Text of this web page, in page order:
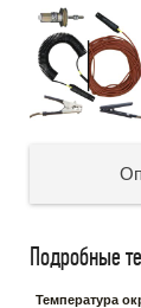
Подробные
Температура